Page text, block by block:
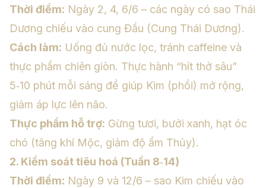
Thời điểm: Ngày 2, 4, 6/6 – các ngày có sao Thái
Dương chiếu vào cung Đầu (Cung Thái Dương).
Cách làm: Uống đủ nước lọc, tránh caffeine và
thực phẩm chiên giòn. Thực hành “hít thở sâu”
5‑10 phút mỗi sáng để giúp Kim (phổi) mở rộng,
giảm áp lực lên não.
Thực phẩm hỗ trợ: Gừng tươi, bưởi xanh, hạt óc
chó (tăng khí Mộc, giảm độ ẩm Thủy).
2. Kiểm soát tiêu hoá (Tuần 8‑14)
Thời điểm: Ngày 9 và 12/6 – sao Kim chiếu vào